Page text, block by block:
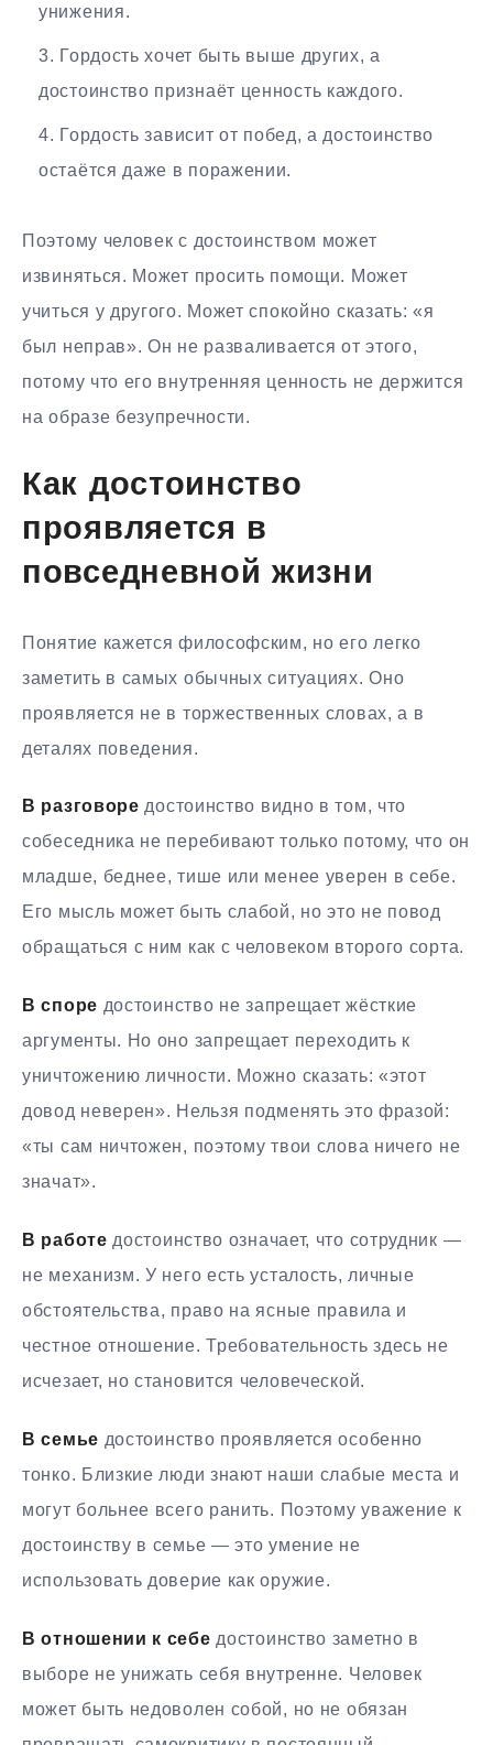
унижения.
Гордость хочет быть выше других, а
достоинство признаёт ценность каждого.
Гордость зависит от побед, а достоинство
остаётся даже в поражении.
Поэтому человек с достоинством может
извиняться. Может просить помощи. Может
учиться у другого. Может спокойно сказать: «я
был неправ». Он не разваливается от этого,
потому что его внутренняя ценность не держится
на образе безупречности.
Как достоинство
проявляется в
повседневной жизни
Понятие кажется философским, но его легко
заметить в самых обычных ситуациях. Оно
проявляется не в торжественных словах, а в
деталях поведения.
В разговоре достоинство видно в том, что
собеседника не перебивают только потому, что он
младше, беднее, тише или менее уверен в себе.
Его мысль может быть слабой, но это не повод
обращаться с ним как с человеком второго сорта.
В споре достоинство не запрещает жёсткие
аргументы. Но оно запрещает переходить к
уничтожению личности. Можно сказать: «этот
довод неверен». Нельзя подменять это фразой:
«ты сам ничтожен, поэтому твои слова ничего не
значат».
В работе достоинство означает, что сотрудник —
не механизм. У него есть усталость, личные
обстоятельства, право на ясные правила и
честное отношение. Требовательность здесь не
исчезает, но становится человеческой.
В семье достоинство проявляется особенно
тонко. Близкие люди знают наши слабые места и
могут больнее всего ранить. Поэтому уважение к
достоинству в семье — это умение не
использовать доверие как оружие.
В отношении к себе достоинство заметно в
выборе не унижать себя внутренне. Человек
может быть недоволен собой, но не обязан